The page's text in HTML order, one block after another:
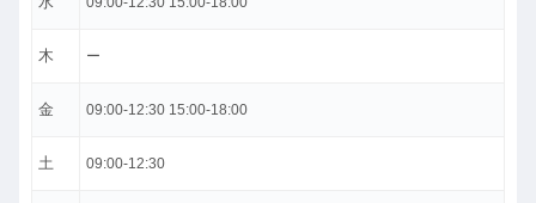
木 ー
金 09:00-12:30 15:00-18:00
土 09:00-12:30